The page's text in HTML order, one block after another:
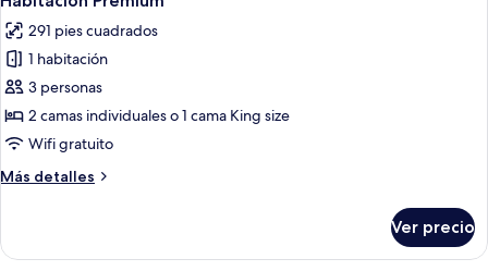
todas
las
fotos
de
Habitación
Premium
291 pies cuadrados
1 habitación
3 personas
2 camas individuales o 1 cama King size
Wifi gratuito
Más detalles
Más
Premium
Ver precio